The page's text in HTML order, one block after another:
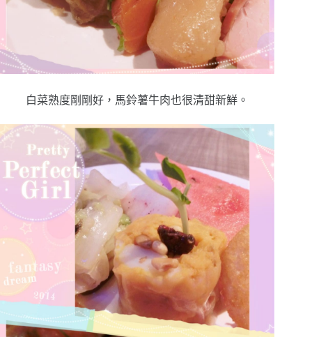
白菜熟度剛剛好，馬鈴薯牛肉也很清甜新鮮。